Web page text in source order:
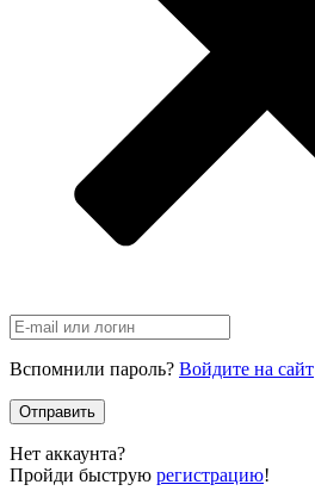
Вспомнили пароль? Войдите на сайт
Отправить
Нет аккаунта?
Пройди быструю регистрацию!